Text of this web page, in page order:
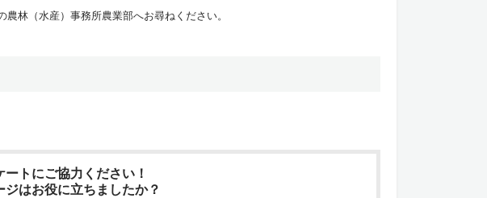
林（水産）事務所農業部へお尋ねください。
ートにご協力ください！
ジはお役に立ちましたか？